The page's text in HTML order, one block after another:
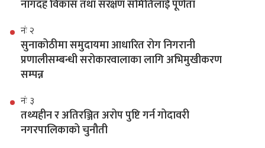
नागदह विकास तथा संरक्षण समितिलाई पूर्णता
नंः २
सुनाकोठीमा समुदायमा आधारित रोग निगरानी
प्रणालीसम्बन्धी सरोकारवालाका लागि अभिमुखीकरण
सम्पन्न
नंः ३
तथ्यहीन र अतिरञ्जित अरोप पुष्टि गर्न गोदावरी
नगरपालिकाको चुनौती